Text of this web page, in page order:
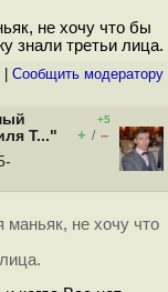
не хочу что бы
знали третьи лица.
Cообщить модератору
T..."
+5
+ / –
не хочу что